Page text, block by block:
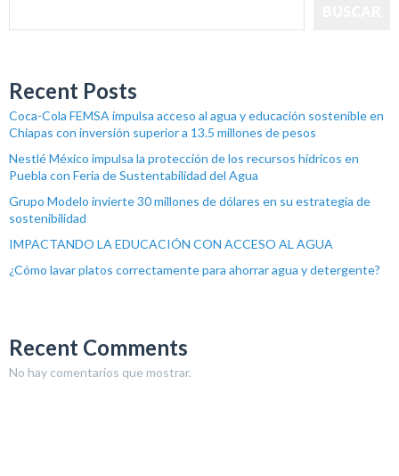
Recent Posts
Coca-Cola FEMSA impulsa acceso al agua y educación sostenible en
Chiapas con inversión superior a 13.5 millones de pesos
Nestlé México impulsa la protección de los recursos hídricos en
Puebla con Feria de Sustentabilidad del Agua
Grupo Modelo invierte 30 millones de dólares en su estrategia de
sostenibilidad
IMPACTANDO LA EDUCACIÓN CON ACCESO AL AGUA
¿Cómo lavar platos correctamente para ahorrar agua y detergente?
Recent Comments
No hay comentarios que mostrar.